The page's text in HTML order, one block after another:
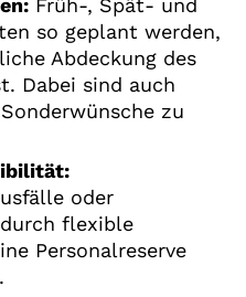
Früh-, Spät- und
so geplant werden,
Abdeckung des
Dabei sind auch
zu
oder
flexible
Personalreserve